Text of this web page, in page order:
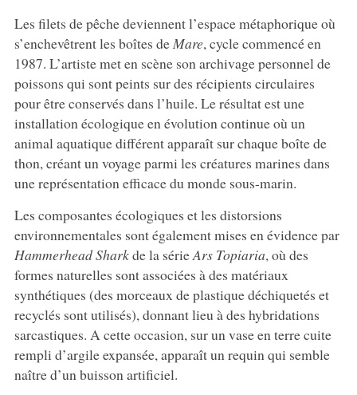
Les filets de pêche deviennent l’espace métaphorique où
s’enchevêtrent les boîtes de Mare, cycle commencé en
1987. L’artiste met en scène son archivage personnel de
poissons qui sont peints sur des récipients circulaires
pour être conservés dans l’huile. Le résultat est une
installation écologique en évolution continue où un
animal aquatique différent apparaît sur chaque boîte de
thon, créant un voyage parmi les créatures marines dans
une représentation efficace du monde sous-marin.
Les composantes écologiques et les distorsions
environnementales sont également mises en évidence par
Hammerhead Sharkde la sérieArs Topiaria, où des
formes naturelles sont associées à des matériaux
synthétiques (des morceaux de plastique déchiquetés et
recyclés sont utilisés), donnant lieu à des hybridations
sarcastiques. A cette occasion, sur un vase en terre cuite
rempli d’argile expansée, apparaît un requin qui semble
naître d’un buisson artificiel.